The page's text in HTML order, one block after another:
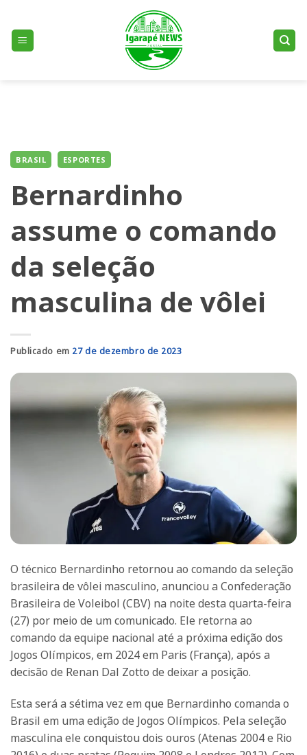
content
BRASIL ESPORTES
Bernardinho
assume o comando
da seleção
masculina de vôlei
Publicado em 27 de dezembro de 2023
O técnico Bernardinho retornou ao comando da seleção
brasileira de vôlei masculino, anunciou a Confederação
Brasileira de Voleibol (CBV) na noite desta quarta-feira
(27) por meio de um comunicado. Ele retorna ao
comando da equipe nacional até a próxima edição dos
Jogos Olímpicos, em 2024 em Paris (França), após a
decisão de Renan Dal Zotto de deixar a posição.
Esta será a sétima vez em que Bernardinho comanda o
Brasil em uma edição de Jogos Olímpicos. Pela seleção
masculina ele conquistou dois ouros (Atenas 2004 e Rio